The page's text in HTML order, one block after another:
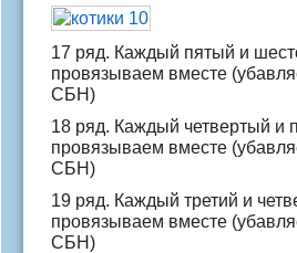
17 ряд. Каждый пятый и
провязываем вместе
СБН)
18 ряд. Каждый четвертый и
провязываем вместе
СБН)
19 ряд. Каждый третий и
провязываем вместе
СБН)